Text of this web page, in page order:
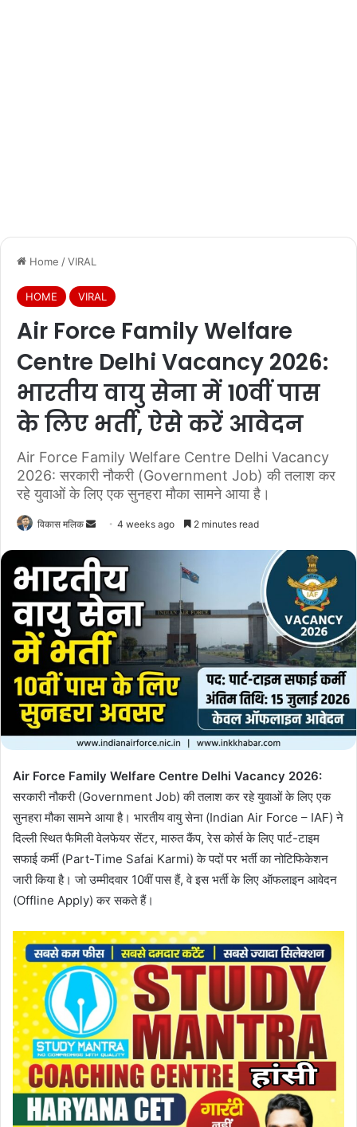
Home /VIRAL
HOME VIRAL
Air Force Family Welfare
Centre Delhi Vacancy 2026:
भारतीय वायु सेना में 10वीं पास
के लिए भर्ती, ऐसे करें आवेदन
Air Force Family Welfare Centre Delhi Vacancy
2026: सरकारी नौकरी (Government Job) की तलाश कर
रहे युवाओं के लिए एक सुनहरा मौका सामने आया है।
विकास मलिक
n
a
n
e
a
i
4 weeks ago 2 minutes read
Air Force Family Welfare Centre Delhi Vacancy 2026:
सरकारी नौकरी (Government Job) की तलाश कर रहे युवाओं के लिए एक
सुनहरा मौका सामने आया है। भारतीय वायु सेना (Indian Air Force – IAF) ने
दिल्ली स्थित फैमिली वेलफेयर सेंटर, मारुत कैंप, रेस कोर्स के लिए पार्ट-टाइम
सफाई कर्मी (Part-Time Safai Karmi) के पदों पर भर्ती का नोटिफिकेशन
जारी किया है। जो उम्मीदवार 10वीं पास हैं, वे इस भर्ती के लिए ऑफलाइन आवेदन
(Offline Apply) कर सकते हैं।